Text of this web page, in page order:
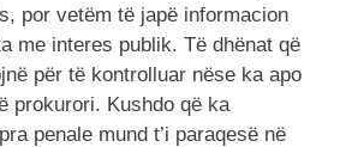
por vetëm të japë informacion
me interes publik. Të dhënat që
për të kontrolluar nëse ka apo
prokurori. Kushdo që ka
penale mund t’i paraqesë në